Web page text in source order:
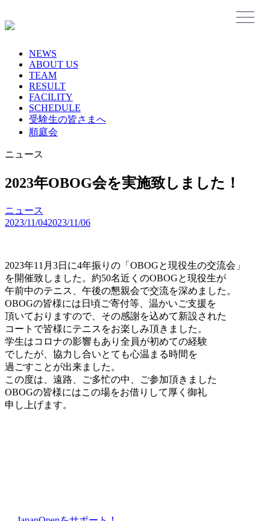
to
NEWS
ABOUT US
TEAM
RESULT
FACILITY
SCHEDULE
受験生の皆さまへ
順庭会
ニュース
2023年OBOG会を実施致しました！
ニュース
2023/11/042023/11/06
2023年11月3日に4年振りの「OBOGと現役生の交流会」
を開催致しました。約50名近くのOBOGと現役生が
午前中のテニス、午後の懇親会で交流を深めました。
OBOGの皆様には日頃ご寄付等、温かいご支援を
頂いておりますので、その感謝を込めて新設された
コートで皆様にテニスをお楽しみ頂きました。
学生はコロナの影響もあり全員が初めての経験
でしたが、協力し合いとても心温まる時間を
過ごすことが出来ました。
この度は、遠路、ご多忙の中、ご参加頂きました
OBOGの皆様にはこの場をお借りして厚く御礼
申し上げます。